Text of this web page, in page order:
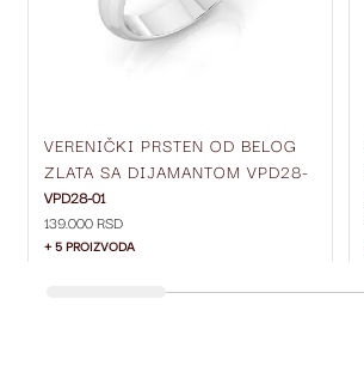
VERENIČKI PRSTEN OD BELOG
ZLATA SA DIJAMANTOM VPD28-
01
VPD28-01
139.000 RSD
+ 5 PROIZVODA